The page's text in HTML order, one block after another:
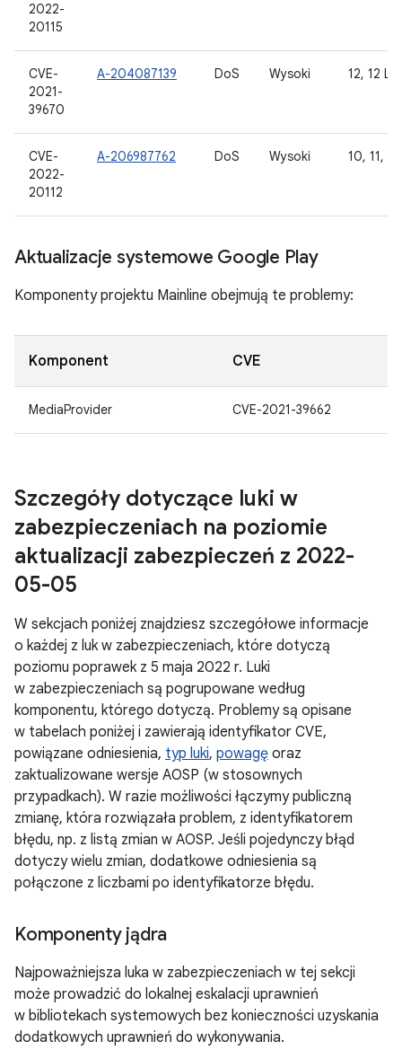
2022-
20115
CVE-
2021-
39670
A-204087139 DoS Wysoki 12, 12 L
CVE-
2022-
20112
A-206987762 DoS Wysoki 10, 11,
Aktualizacje systemowe Google Play
Komponenty projektu Mainline obejmują te problemy:
Komponent CVE
MediaProvider CVE-2021-39662
Szczegóły dotyczące luki w
zabezpieczeniach na poziomie
aktualizacji zabezpieczeń z 2022-
05-05
W sekcjach poniżej znajdziesz szczegółowe informacje
o każdej z luk w zabezpieczeniach, które dotyczą
poziomu poprawek z 5 maja 2022 r. Luki
w zabezpieczeniach są pogrupowane według
komponentu, którego dotyczą. Problemy są opisane
w tabelach poniżej i zawierają identyfikator CVE,
powiązane odniesienia, typ luki, powagę oraz
zaktualizowane wersje AOSP (w stosownych
przypadkach). W razie możliwości łączymy publiczną
zmianę, która rozwiązała problem, z identyfikatorem
błędu, np. z listą zmian w AOSP. Jeśli pojedynczy błąd
dotyczy wielu zmian, dodatkowe odniesienia są
połączone z liczbami po identyfikatorze błędu.
Komponenty jądra
Najpoważniejsza luka w zabezpieczeniach w tej sekcji
może prowadzić do lokalnej eskalacji uprawnień
w bibliotekach systemowych bez konieczności uzyskania
dodatkowych uprawnień do wykonywania.